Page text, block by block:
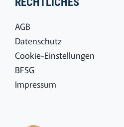
AGB
Datenschutz
Cookie-Einstellungen
BFSG
Impressum